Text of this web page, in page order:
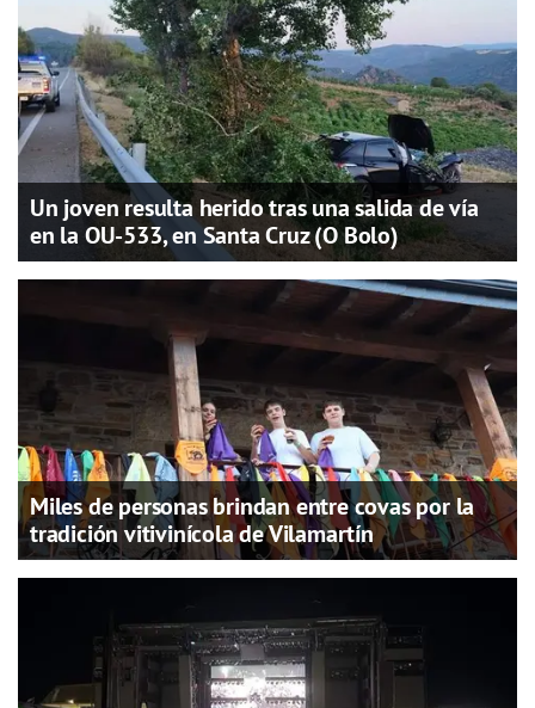
Un joven resulta herido tras una salida de vía
en la OU-533, en Santa Cruz (O Bolo)
Miles de personas brindan entre covas por la
tradición vitivinícola de Vilamartín